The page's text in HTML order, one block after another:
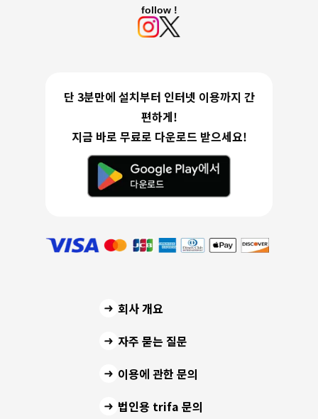
follow !
단 3분만에 설치부터 인터넷 이용까지 간
편하게!
지금 바로 무료로 다운로드 받으세요!
회사 개요
자주 묻는 질문
이용에 관한 문의
법인용 trifa 문의